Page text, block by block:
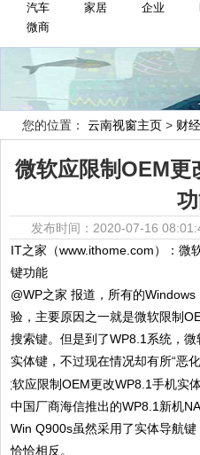
汽车
家居 企业
微商
您的位置： 云南视窗主页 > 财经
微软应限制OEM更
发布时间：2020-07-16
IT之家（www.ithome.com）：微
键功能
@WP之家 报道，所有的
验，主要原因之一就是微软限制
搜索键。但是到了WP8.1系统，
实体键，不过现在情况却有所“恶化
中国厂商海信推出的WP8.1新机
Win Q900s虽然采用了实体导航
恰恰相反。